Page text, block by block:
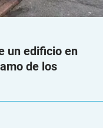
un edificio en
de los